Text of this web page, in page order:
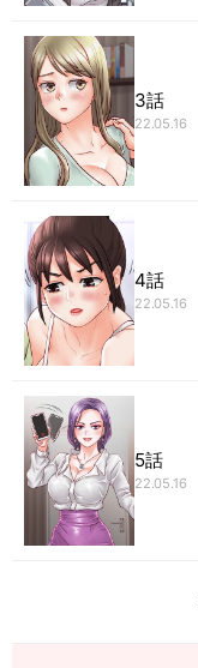
3話
22.05.16
4話
22.05.16
5話
22.05.16